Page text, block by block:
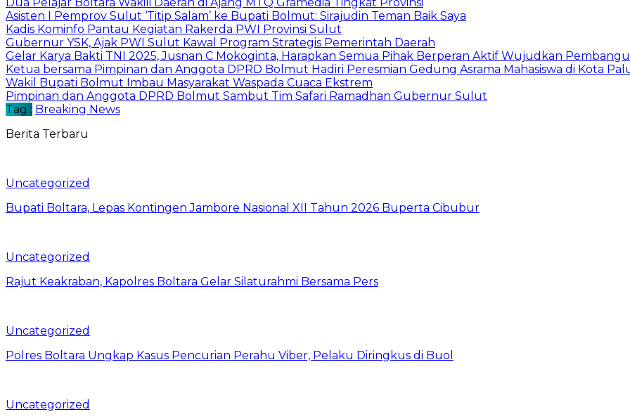
Asisten I Pemprov Sulut ‘Titip Salam’ ke Bupati Bolmut: Sirajudin Teman Baik Saya
Kadis Kominfo Pantau Kegiatan Rakerda PWI Provinsi Sulut
Gubernur YSK, Ajak PWI Sulut Kawal Program Strategis Pemerintah Daerah
Gelar Karya Bakti TNI 2025, Jusnan C Mokoginta, Harapkan Semua Pihak Berperan Aktif Wujudkan
Ketua bersama Pimpinan dan Anggota DPRD Bolmut Hadiri Peresmian Gedung Asrama Mahasiswa di Kota
Wakil Bupati Bolmut Imbau Masyarakat Waspada Cuaca Ekstrem
Pimpinan dan Anggota DPRD Bolmut Sambut Tim Safari Ramadhan Gubernur Sulut
Tag : Breaking News
Berita Terbaru
Uncategorized
Bupati Boltara, Lepas Kontingen Jambore Nasional XII Tahun 2026 Buperta Cibubur
Uncategorized
Rajut Keakraban, Kapolres Boltara Gelar Silaturahmi Bersama Pers
Uncategorized
Polres Boltara Ungkap Kasus Pencurian Perahu Viber, Pelaku Diringkus di Buol
Uncategorized